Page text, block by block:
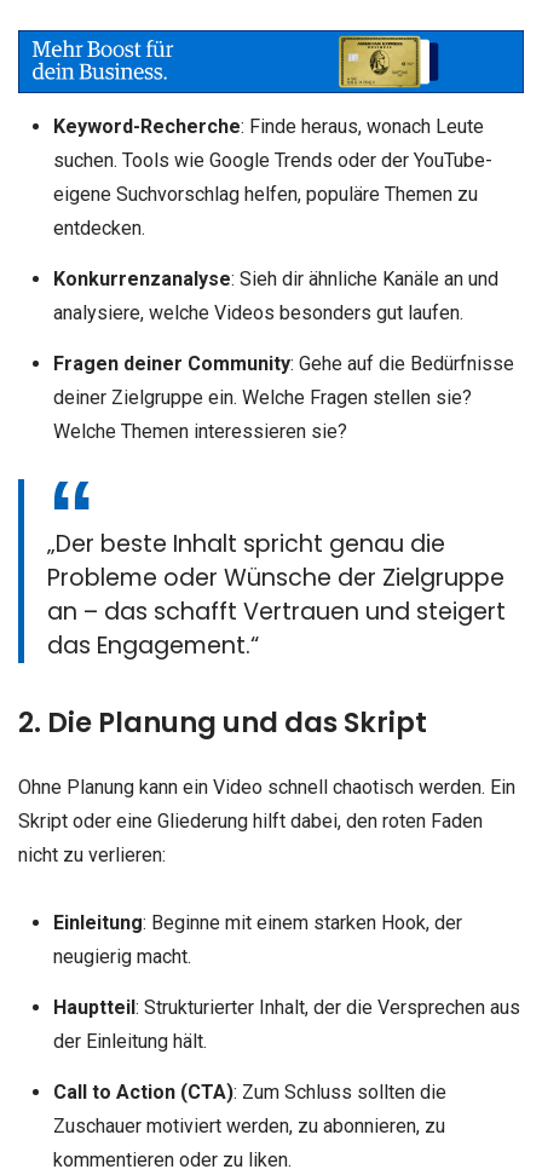
Keyword-Recherche: Finde heraus, wonach Leute
suchen. Tools wie Google Trends oder der YouTube-
eigene Suchvorschlag helfen, populäre Themen zu
entdecken.
Konkurrenzanalyse: Sieh dir ähnliche Kanäle an und
analysiere, welche Videos besonders gut laufen.
Fragen deiner Community: Gehe auf die Bedürfnisse
deiner Zielgruppe ein. Welche Fragen stellen sie?
Welche Themen interessieren sie?
„Der beste Inhalt spricht genau die
Probleme oder Wünsche der Zielgruppe
an – das schafft Vertrauen und steigert
das Engagement.“
2. Die Planung und das Skript
Ohne Planung kann ein Video schnell chaotisch werden. Ein
Skript oder eine Gliederung hilft dabei, den roten Faden
nicht zu verlieren:
Einleitung: Beginne mit einem starken Hook, der
neugierig macht.
Hauptteil: Strukturierter Inhalt, der die Versprechen aus
der Einleitung hält.
Call to Action (CTA): Zum Schluss sollten die
Zuschauer motiviert werden, zu abonnieren, zu
kommentieren oder zu liken.